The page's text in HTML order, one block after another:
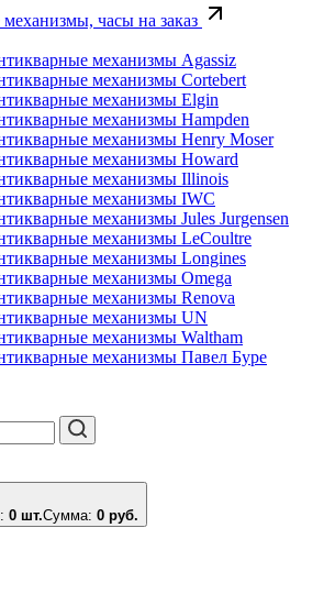
часы на заказ
механизмы Agassiz
механизмы Cortebert
механизмы Elgin
механизмы Hampden
механизмы Henry Moser
механизмы Howard
механизмы Illinois
механизмы IWC
механизмы Jules Jurgensen
механизмы LeCoultre
механизмы Longines
механизмы Omega
механизмы Renova
механизмы UN
механизмы Waltham
механизмы Павел Буре
0 шт.Сумма: 0 руб.